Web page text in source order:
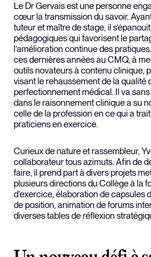
Le Dr Gervais est une personne
cœur la transmission du savoir.
tuteur et maître de stage, il
pédagogiques qui favorisent le
l’amélioration continue des
ces dernières années au CMQ, à
outils novateurs à contenu clinique,
visant le rehaussement de la qualité
perfectionnement médical. Il va
dans le raisonnement clinique a su
celle de la profession en ce qui a
praticiens en exercice.
Curieux de nature et rassembleur,
collaborateur tous azimuts. Afin de
faire, il prend part à divers projets
plusieurs directions du Collège à la
d’exercice, élaboration de capsules
de position, animation de forums
diverses tables de réflexion